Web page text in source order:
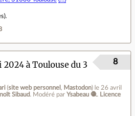
).
à Toulouse du 3
(site web personnel , Mastodon) le 26 avril
Sibaud. Modéré par Ysabeau 🧶. Licence
8